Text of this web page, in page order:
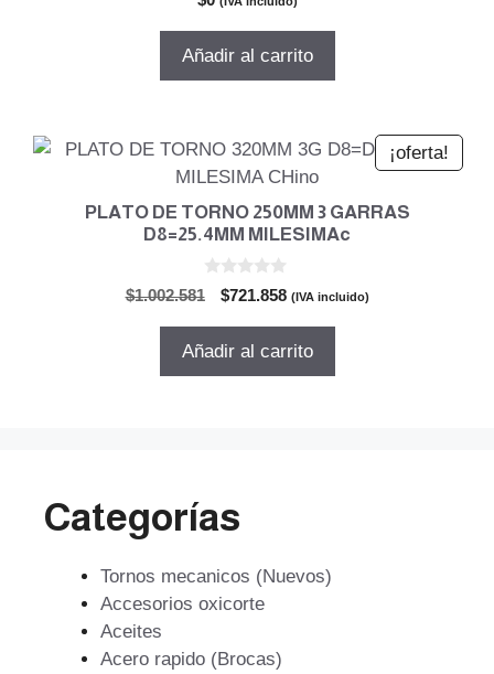
d
Añadir al carrito
¡oferta!
PLATO DE TORNO 250MM 3 GARRAS
D8=25.4MM MILESIMAc
d
$1.002.581
El
original
$721.858El
actual
(IVA incluido)
Añadir al carrito
Categorías
Tornos mecanicos (Nuevos)
Accesorios oxicorte
Aceites
Acero rapido (Brocas)